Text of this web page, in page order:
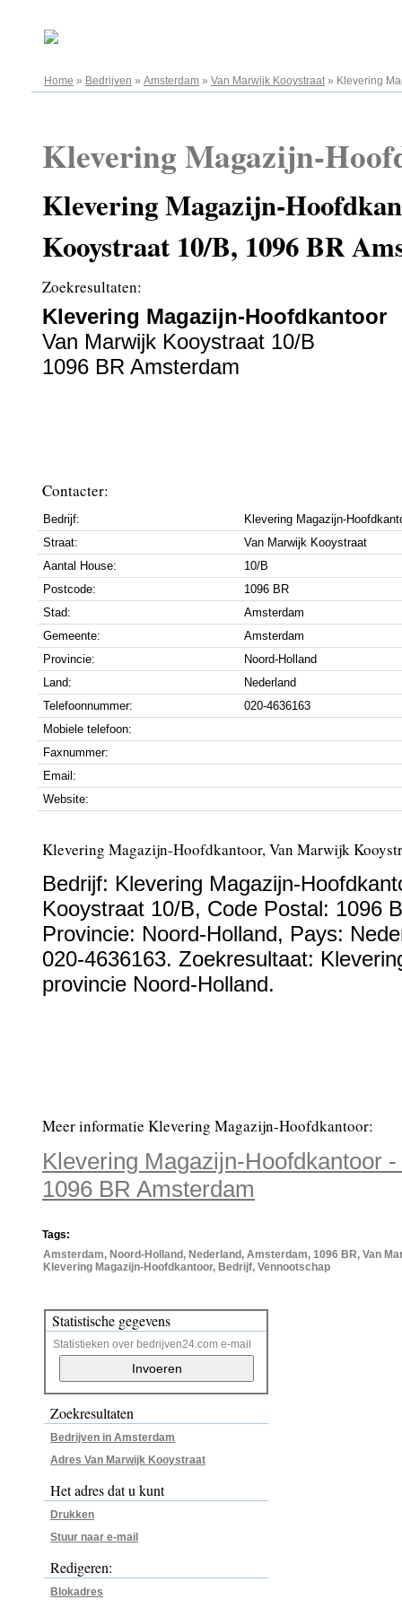
Home » Bedrijven » Amsterdam » Van Marwijk Kooystraat» Klevering
Klevering Magazijn-
Klevering Magazijn-
Kooystraat 10/B, 1096 BR
Zoekresultaten:
Klevering Magazijn-Hoofdkantoor
Van Marwijk Kooystraat 10/B
1096 BR Amsterdam
Contacter:
Bedrijf:
Klevering Magazijn-
Straat:
Van Marwijk Kooystraat
Aantal House:
10/B
Postcode:
1096 BR
Stad:
Amsterdam
Gemeente:
Amsterdam
Provincie:
Noord-Holland
Land:
Nederland
Telefoonnummer:
020-4636163
Mobiele telefoon:
Faxnummer:
Email:
Website:
Klevering Magazijn-Hoofdkantoor, Van Marwijk
Bedrijf: Klevering Magazijn-
Kooystraat 10/B, Code Postal: 1096
Provincie: Noord-Holland, Pays:
020-4636163. Zoekresultaat:
provincie Noord-Holland.
Meer informatie Klevering Magazijn-Hoofdkantoor:
Klevering Magazijn-Hoofdkantoor
1096 BR Amsterdam
Tags:
Amsterdam, Noord-Holland, Nederland, Amsterdam, 1096 BR, Van
Klevering Magazijn-Hoofdkantoor, Bedrijf, Vennootschap
Statistische gegevens
Statistieken over bedrijven24.com e-mail
Zoekresultaten
Bedrijven in Amsterdam
Adres Van Marwijk Kooystraat
Het adres dat u kunt
Drukken
Stuur naar e-mail
Redigeren:
Blokadres